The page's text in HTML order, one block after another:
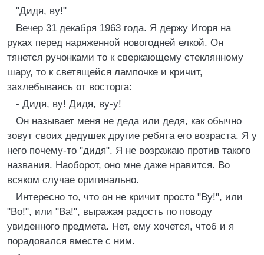
"Дидя, ву!"
Вечер 31 декабря 1963 года. Я держу Игоря на
руках перед наряженной новогодней елкой. Он
тянется ручонками то к сверкающему стеклянному
шару, то к светящейся лампочке и кричит,
захлебываясь от восторга:
- Дидя, ву! Дидя, ву-у!
Он называет меня не деда или дедя, как обычно
зовут своих дедушек другие ребята его возраста. Я у
него почему-то "дидя". Я не возражаю против такого
названия. Наоборот, оно мне даже нравится. Во
всяком случае оригинально.
Интересно то, что он не кричит просто "Ву!", или
"Во!", или "Ва!", выражая радость по поводу
увиденного предмета. Нет, ему хочется, чтоб и я
порадовался вместе с ним.